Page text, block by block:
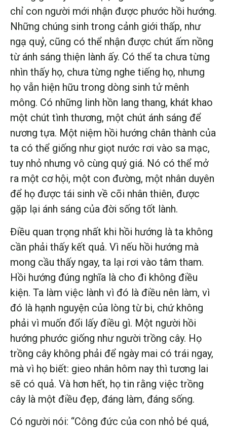
chỉ con người mới nhận được phước hồi hướng.
Những chúng sinh trong cảnh giới thấp, như
ngạ quỷ, cũng có thể nhận được chút ấm nồng
từ ánh sáng thiện lành ấy. Có thể ta chưa từng
nhìn thấy họ, chưa từng nghe tiếng họ, nhưng
họ vẫn hiện hữu trong dòng sinh tử mênh
mông. Có những linh hồn lang thang, khát khao
một chút tình thương, một chút ánh sáng để
nương tựa. Một niệm hồi hướng chân thành của
ta có thể giống như giọt nước rơi vào sa mạc,
tuy nhỏ nhưng vô cùng quý giá. Nó có thể mở
ra một cơ hội, một con đường, một nhân duyên
để họ được tái sinh về cõi nhân thiên, được
gặp lại ánh sáng của đời sống tốt lành.
Điều quan trọng nhất khi hồi hướng là ta không
cần phải thấy kết quả. Vì nếu hồi hướng mà
mong cầu thấy ngay, ta lại rơi vào tâm tham.
Hồi hướng đúng nghĩa là cho đi không điều
kiện. Ta làm việc lành vì đó là điều nên làm, vì
đó là hạnh nguyện của lòng từ bi, chứ không
phải vì muốn đổi lấy điều gì. Một người hồi
hướng phước giống như người trồng cây. Họ
trồng cây không phải để ngày mai có trái ngay,
mà vì họ biết: gieo nhân hôm nay thì tương lai
sẽ có quả. Và hơn hết, họ tin rằng việc trồng
cây là một điều đẹp, đáng làm, đáng sống.
Có người nói: “Công đức của con nhỏ bé quá,